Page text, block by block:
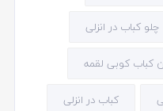
چلو کباب در انزلی
کباب کوبی لقمه
کباب در انزلی